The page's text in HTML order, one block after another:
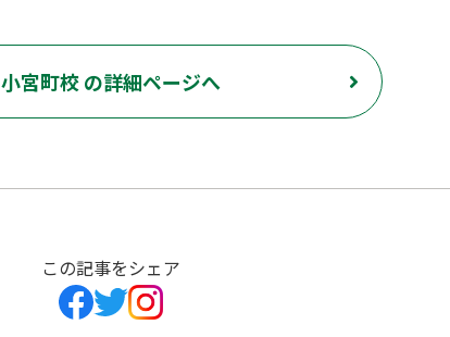
小宮町校 の詳細ページへ
この記事をシェア